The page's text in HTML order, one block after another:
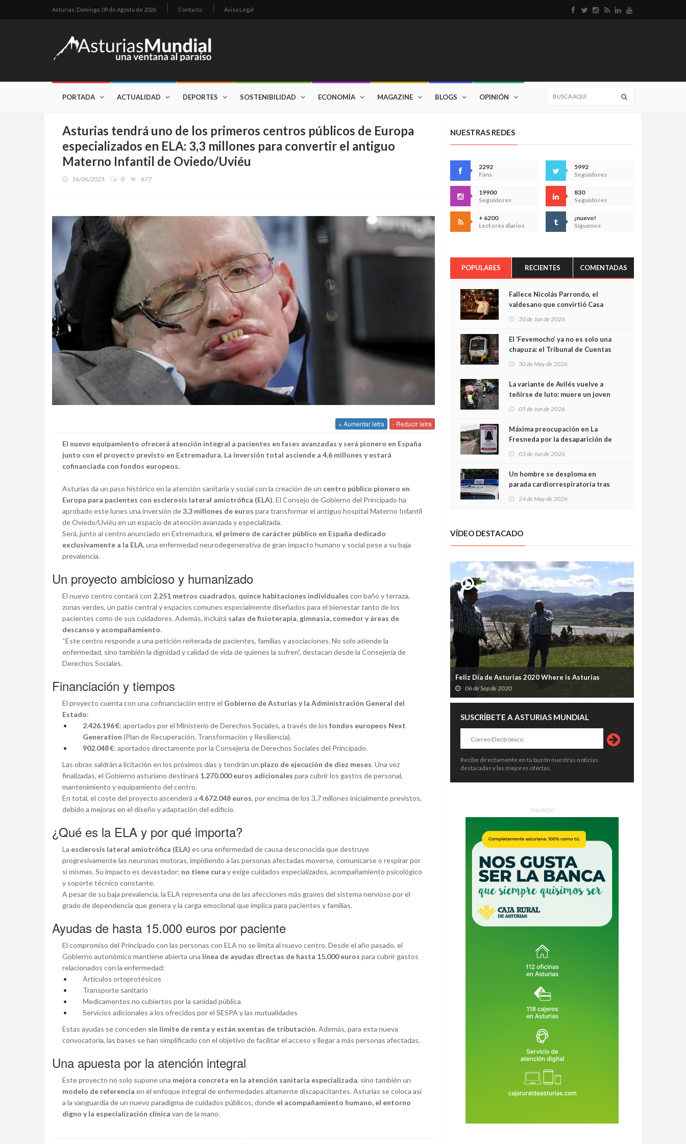
Asturias, Domingo, 09 de Agosto de 2026 Contacto Aviso Legal
PORTADA ACTUALIDAD DEPORTES SOSTENIBILIDAD ECONOMÍA MAGAZINE BLOGS OPINIÓN
Asturias tendrá uno de los primeros centros públicos de Europa
especializados en ELA: 3,3 millones para convertir el antiguo
Materno Infantil de Oviedo/Uviéu
16/06/2025 0 677
+ Aumentar letra - Reducir letra
El nuevo equipamiento ofrecerá atención integral a pacientes en fases avanzadas y será pionero en España
junto con el proyecto previsto en Extremadura. La inversión total asciende a 4,6 millones y estará
cofinanciada con fondos europeos.
Asturias da un paso histórico en la atención sanitaria y social con la creación de un centro público pionero en
Europa para pacientes con esclerosis lateral amiotrófica (ELA). El Consejo de Gobierno del Principado ha
aprobado este lunes una inversión de3,3 millones de euros para transformar el antiguo hospital Materno Infantil
de Oviedo/Uviéu en un espacio de atención avanzada y especializada.
Será, junto al centro anunciado en Extremadura, el primero de carácter público en España dedicado
exclusivamente a la ELA, una enfermedad neurodegenerativa de gran impacto humano y social pese a su baja
prevalencia.
Un proyecto ambicioso y humanizado
El nuevo centro contará con 2.251 metros cuadrados, quince habitaciones individuales con baño y terraza,
zonas verdes, un patio central y espacios comunes especialmente diseñados para el bienestar tanto de los
pacientes como de sus cuidadores. Además, incluirá salas de fisioterapia, gimnasia, comedor y áreas de
descanso y acompañamiento.
“Este centro responde a una petición reiterada de pacientes, familias y asociaciones. No solo atiende la
enfermedad, sino también la dignidad y calidad de vida de quienes la sufren”, destacan desde la Consejería de
Derechos Sociales.
Financiación y tiempos
El proyecto cuenta con una cofinanciación entre el Gobierno de Asturias y la Administración General del
Estado:
2.426.196 €: aportados por el Ministerio de Derechos Sociales, a través de los fondos europeos Next
Generation (Plan de Recuperación, Transformación y Resiliencia).
902.048 €: aportados directamente por la Consejería de Derechos Sociales del Principado.
Las obras saldrán a licitación en los próximos días y tendrán un plazo de ejecución de diez meses. Una vez
finalizadas, el Gobierno asturiano destinará 1.270.000 euros adicionales para cubrir los gastos de personal,
mantenimiento y equipamiento del centro.
En total, el coste del proyecto ascenderá a 4.672.048 euros, por encima de los 3,7 millones inicialmente previstos,
debido a mejoras en el diseño y adaptación del edificio.
¿Qué es la ELA y por qué importa?
La esclerosis lateral amiotrófica (ELA) es una enfermedad de causa desconocida que destruye
progresivamente las neuronas motoras, impidiendo a las personas afectadas moverse, comunicarse o respirar por
sí mismas. Su impacto es devastador: no tiene cura y exige cuidados especializados, acompañamiento psicológico
y soporte técnico constante.
A pesar de su baja prevalencia, la ELA representa una de las afecciones más graves del sistema nervioso por el
grado de dependencia que genera y la carga emocional que implica para pacientes y familias.
Ayudas de hasta 15.000 euros por paciente
El compromiso del Principado con las personas con ELA no se limita al nuevo centro. Desde el año pasado, el
Gobierno autonómico mantiene abierta una línea de ayudas directas de hasta 15.000 euros para cubrir gastos
relacionados con la enfermedad:
Artículos ortoprotésicos
Transporte sanitario
Medicamentos no cubiertos por la sanidad pública
Servicios adicionales a los ofrecidos por el SESPA y las mutualidades
Estas ayudas se conceden sin límite de renta y están exentas de tributación. Además, para esta nueva
convocatoria, las bases se han simplificado con el objetivo de facilitar el acceso y llegar a más personas afectadas.
Una apuesta por la atención integral
Este proyecto no solo supone una mejora concreta en la atención sanitaria especializada, sino también un
modelo de referencia en el enfoque integral de enfermedades altamente discapacitantes. Asturias se coloca así
a la vanguardia de un nuevo paradigma de cuidados públicos, donde el acompañamiento humano, el entorno
digno y la especialización clínica van de la mano.
NUESTRAS REDES
2292
Fans
5992
Seguidores
19900
Seguidores
830
Seguidores
+ 6200
Lectores diarios
¡nuevo!
Síguenos
POPULARES RECIENTES COMENTADAS
Fallece Nicolás Parrondo, el
valdesano que convirtió Casa
30 de Jun de 2026
El ‘Fevemocho’ ya no es solo una
chapuza: el Tribunal de Cuentas
sobrecoste de los trenes que no
cabían por los túneles
30 de May de 2026
La variante de Avilés vuelve a
teñirse de luto: muere un joven
05 de Jun de 2026
Máxima preocupación en La
Fresneda por la desaparición de
03 de Jun de 2026
Un hombre se desploma en
parada cardiorrespiratoria tras
24 de May de 2026
VÍDEO DESTACADO
Feliz Día de Asturias 2020 Where is Asturias
06 de Sep de 2020
SUSCRÍBETE A ASTURIAS MUNDIAL
Recibe directamente en tu buzón nuestras noticias
destacadas y las mejores ofertas.
ANUNCIO